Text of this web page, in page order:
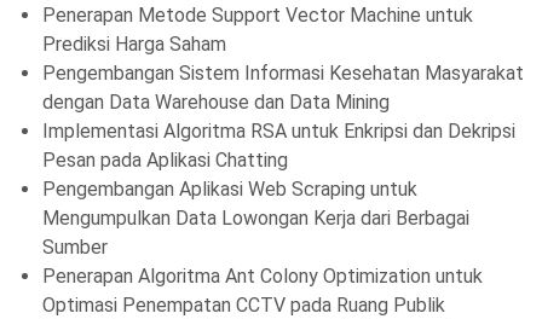
Penerapan Metode Support Vector Machine untuk
Prediksi Harga Saham
Pengembangan Sistem Informasi Kesehatan Masyarakat
dengan Data Warehouse dan Data Mining
Implementasi Algoritma RSA untuk Enkripsi dan Dekripsi
Pesan pada Aplikasi Chatting
Pengembangan Aplikasi Web Scraping untuk
Mengumpulkan Data Lowongan Kerja dari Berbagai
Sumber
Penerapan Algoritma Ant Colony Optimization untuk
Optimasi Penempatan CCTV pada Ruang Publik